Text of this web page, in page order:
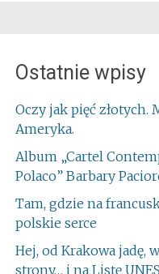
Ostatnie wpisy
Oczy jak pięć złotych.
Ameryka.
Album „Cartel
Polaco” Barbary
Tam, gdzie na
polskie serce
Hej, od Krakowa jadę,
strony… i na Listę